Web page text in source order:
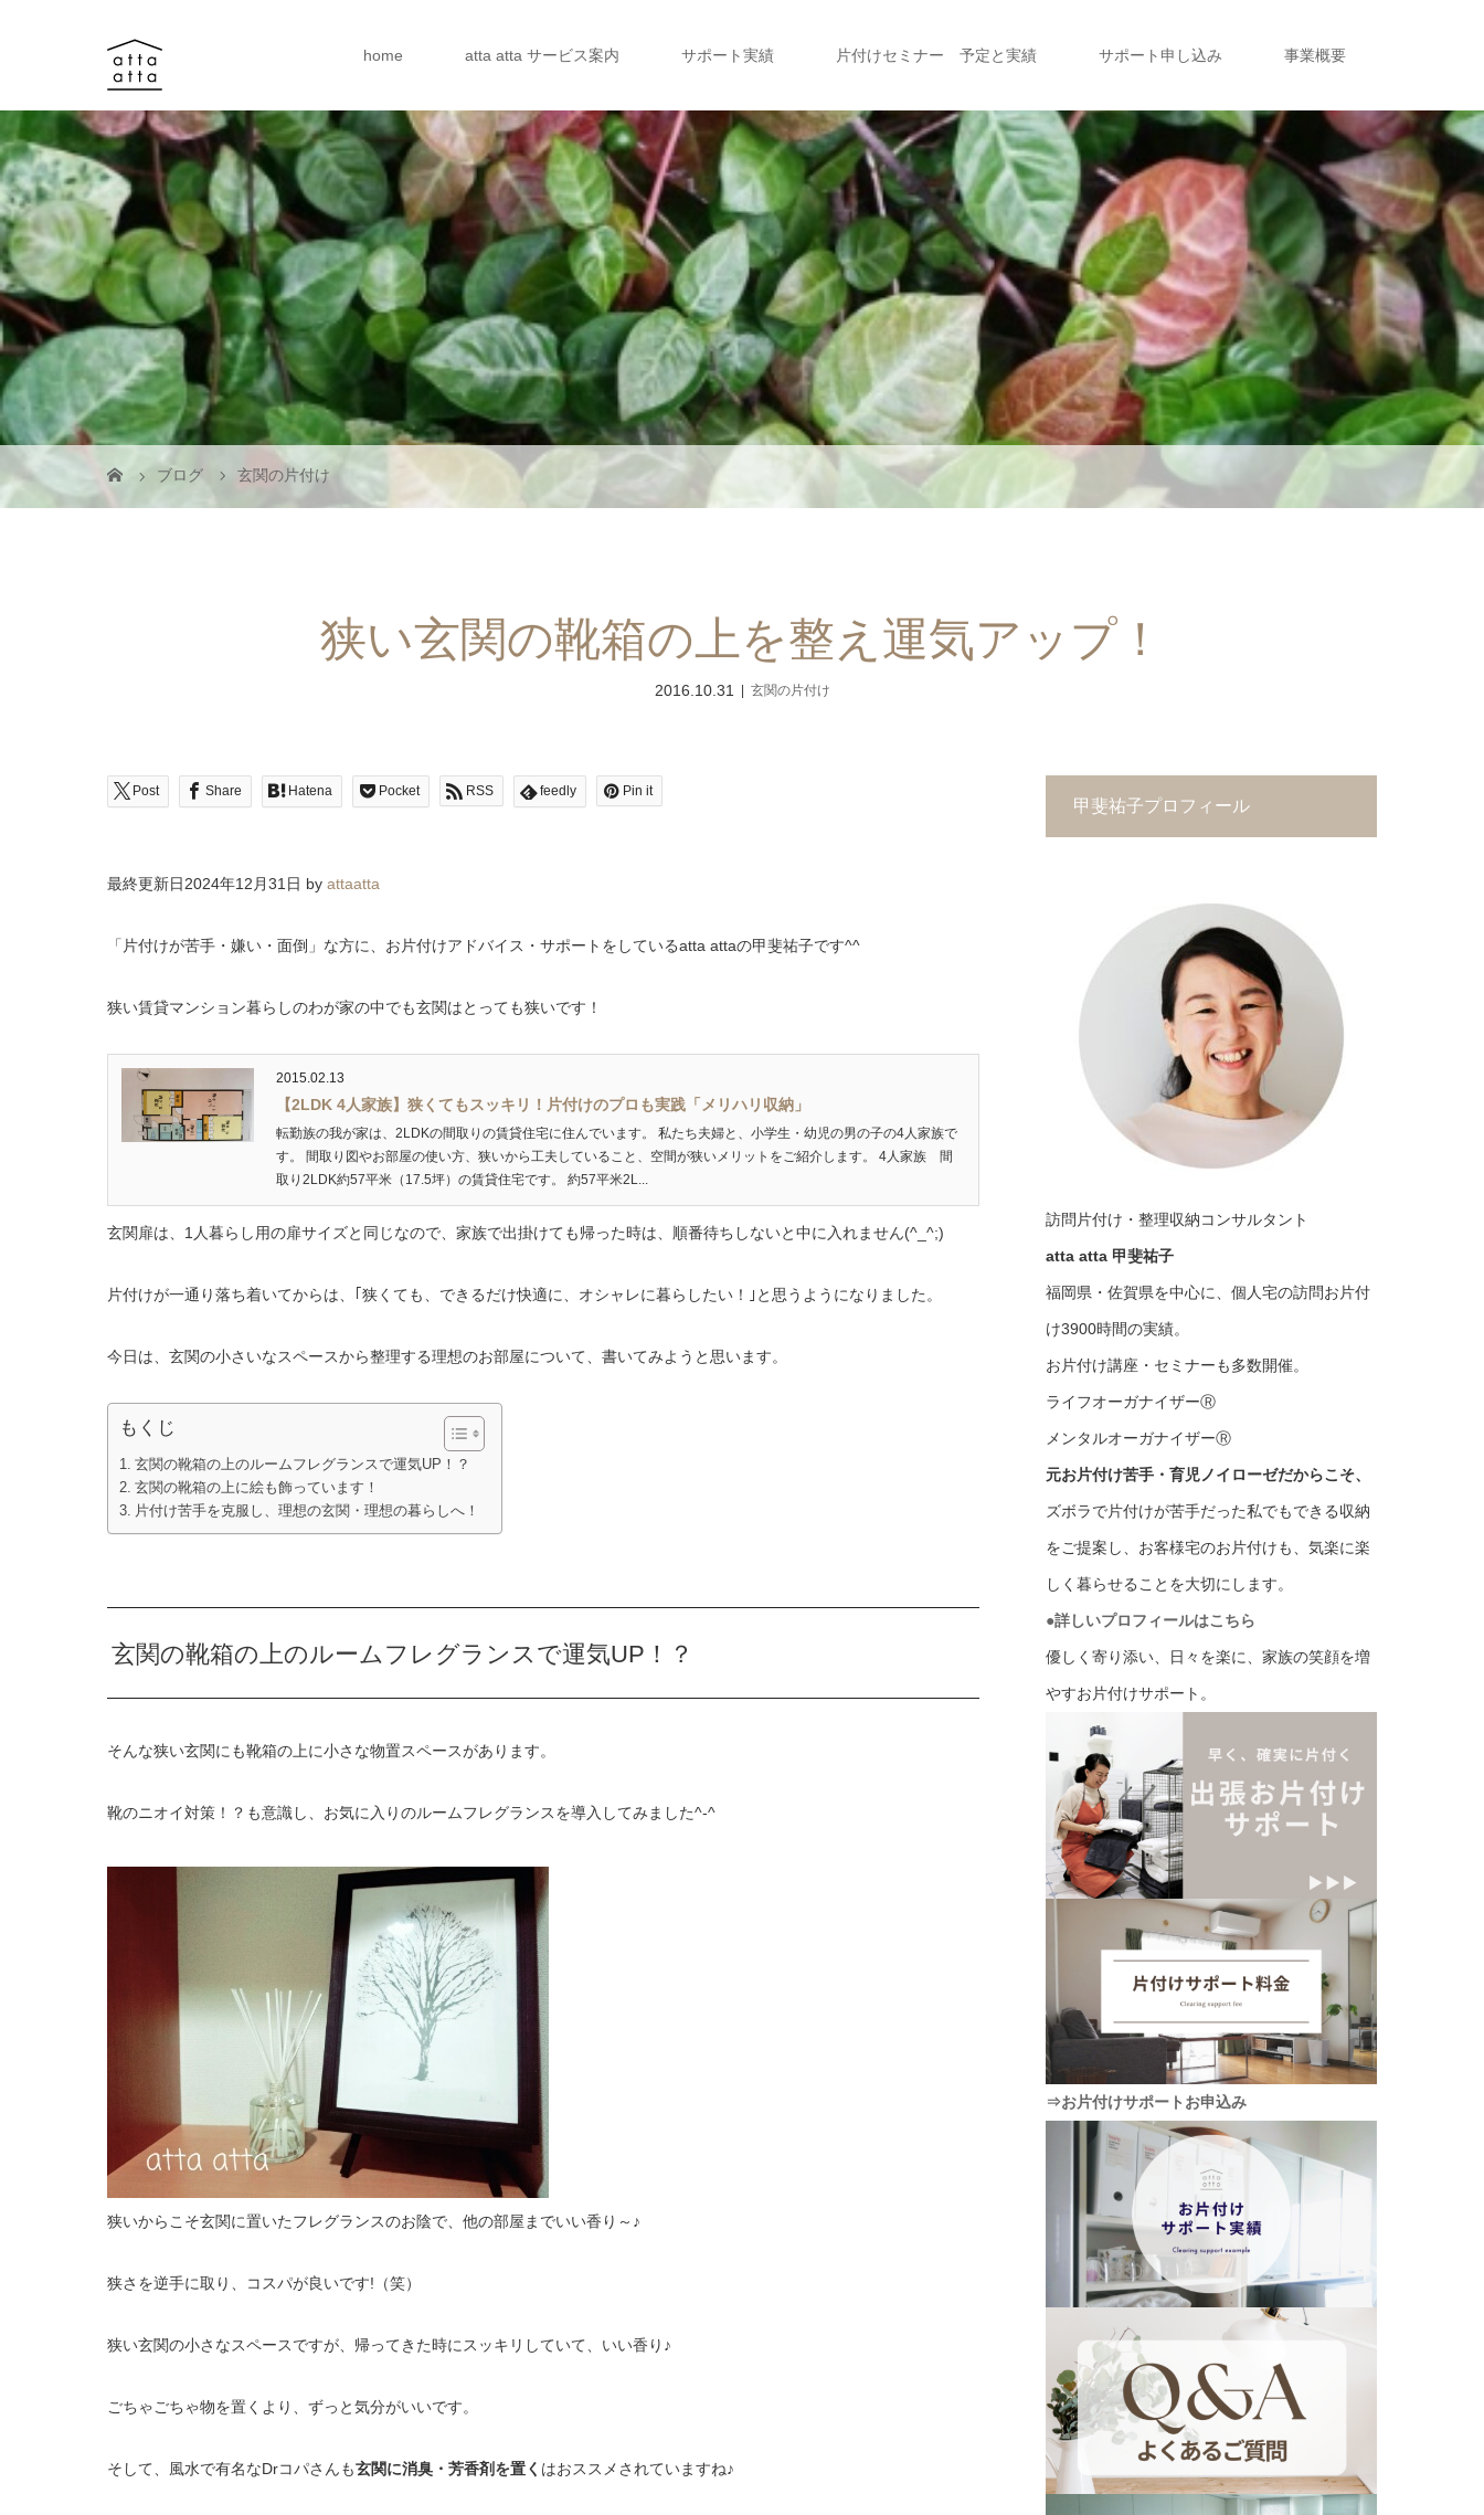
home atta atta サービス案内 サポート実績 片付けセミナー 予定と実績 サポート申し込み 事業概要
ブログ 玄関の片付け
狭い玄関の靴箱の上を整え運気アップ！
2016.10.31 玄関の片付け
Post Share Hatena Pocket RSS feedly Pin it
最終更新日2024年12月31日 by attaatta
「片付けが苦手・嫌い・面倒」な方に、お片付けアドバイス・サポートをしているatta attaの甲斐祐子です^^
狭い賃貸マンション暮らしのわが家の中でも玄関はとっても狭いです！
2015.02.13
【2LDK 4人家族】狭くてもスッキリ！片付けのプロも実践「メリハリ収納」
転勤族の我が家は、2LDKの間取りの賃貸住宅に住んでいます。 私たち夫婦と、小学生・幼児の男の子の4人家族で
す。 間取り図やお部屋の使い方、狭いから工夫していること、空間が狭いメリットをご紹介します。 4人家族 間
取り2LDK約57平米（17.5坪）の賃貸住宅です。 約57平米2L...
玄関扉は、1人暮らし用の扉サイズと同じなので、家族で出掛けても帰った時は、順番待ちしないと中に入れません(^_^;)
片付けが一通り落ち着いてからは、｢狭くても、できるだけ快適に、オシャレに暮らしたい！｣と思うようになりました。
今日は、玄関の小さいなスペースから整理する理想のお部屋について、書いてみようと思います。
もくじ
玄関の靴箱の上のルームフレグランスで運気UP！？
玄関の靴箱の上に絵も飾っています！
片付け苦手を克服し、理想の玄関・理想の暮らしへ！
玄関の靴箱の上のルームフレグランスで運気UP！？
そんな狭い玄関にも靴箱の上に小さな物置スペースがあります。
靴のニオイ対策！？も意識し、お気に入りのルームフレグランスを導入してみました^-^
狭いからこそ玄関に置いたフレグランスのお陰で、他の部屋までいい香り～♪
狭さを逆手に取り、コスパが良いです!（笑）
狭い玄関の小さなスペースですが、帰ってきた時にスッキリしていて、いい香り♪
ごちゃごちゃ物を置くより、ずっと気分がいいです。
そして、風水で有名なDrコパさんも玄関に消臭・芳香剤を置く はおススメされていますね♪
甲斐祐子プロフィール
訪問片付け・整理収納コンサルタント
atta atta 甲斐祐子
福岡県・佐賀県を中心に、個人宅の訪問お片付
け3900時間の実績。
お片付け講座・セミナーも多数開催。
ライフオーガナイザーⓇ
メンタルオーガナイザーⓇ
元お片付け苦手・育児ノイローゼだからこそ、
ズボラで片付けが苦手だった私でもできる収納
をご提案し、お客様宅のお片付けも、気楽に楽
しく暮らせることを大切にします。
●詳しいプロフィールはこちら
優しく寄り添い、日々を楽に、家族の笑顔を増
やすお片付けサポート。
⇒お片付けサポートお申込み